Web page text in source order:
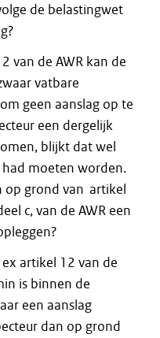
de belastingwet
van de AWR kan de
vatbare
geen aanslag op te
een dergelijk
blijkt dat wel
had moeten worden.
op grond van artikel
c, van de AWR een
artikel 12 van de
is binnen de
een aanslag
dan op grond